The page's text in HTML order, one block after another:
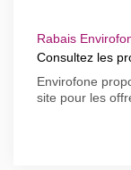
Rabais
Consultez les
Envirofone
site pour les